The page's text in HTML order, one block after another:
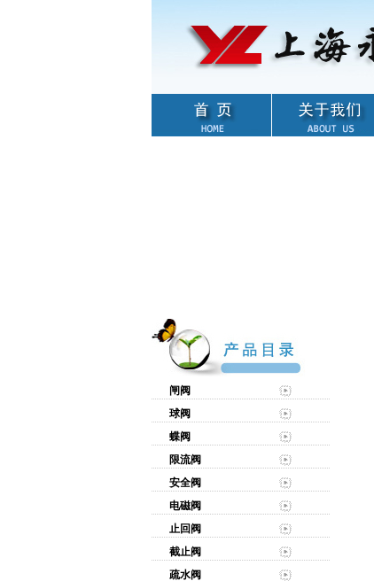
闸阀
球阀
蝶阀
限流阀
安全阀
电磁阀
止回阀
截止阀
疏水阀